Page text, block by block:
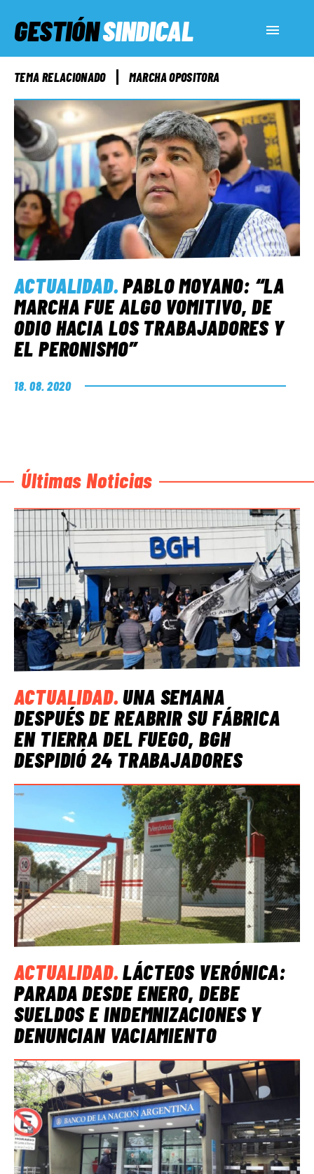
GESTIÓNSINDICAL
ACTUALIDAD
SERVICIOS SOCIALES
INFORMES ESPECIALES
FUERA DE MEGÁFONO
EL LADO «G»
TEMA RELACIONADO MARCHA OPOSITORA
ACTUALIDAD.PABLO MOYANO: “LA
MARCHA FUE ALGO VOMITIVO, DE
ODIO HACIA LOS TRABAJADORES Y
EL PERONISMO”
18. 08. 2020
Últimas Noticias
ACTUALIDAD.UNA SEMANA
DESPUÉS DE REABRIR SU FÁBRICA
EN TIERRA DEL FUEGO, BGH
DESPIDIÓ 24 TRABAJADORES
ACTUALIDAD.LÁCTEOS VERÓNICA:
PARADA DESDE ENERO, DEBE
SUELDOS E INDEMNIZACIONES Y
DENUNCIAN VACIAMIENTO